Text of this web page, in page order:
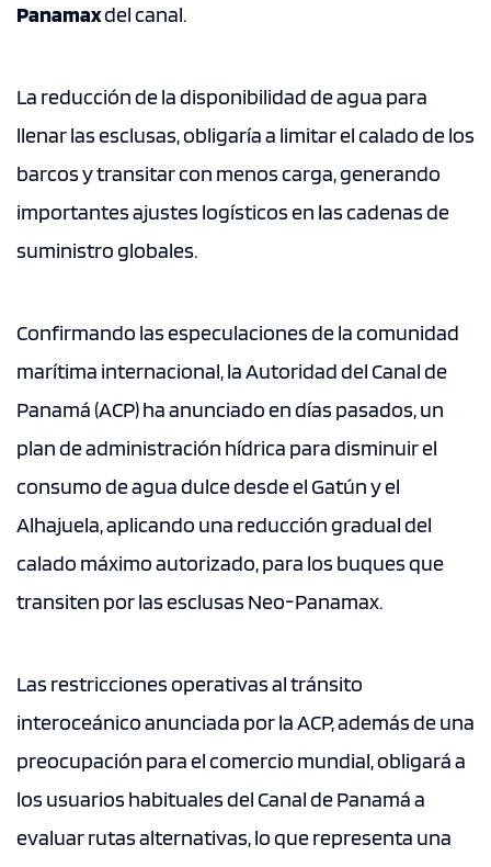
Panamaxdel canal.
La reducción de la disponibilidad de agua para
llenar las esclusas, obligaría a limitar el calado de los
barcos y transitar con menos carga, generando
importantes ajustes logísticos en las cadenas de
suministro globales.
Confirmando las especulaciones de la comunidad
marítima internacional, la Autoridad del Canal de
Panamá (ACP) ha anunciado en días pasados, un
plan de administración hídrica para disminuir el
consumo de agua dulce desde el Gatún y el
Alhajuela, aplicando una reducción gradual del
calado máximo autorizado, para los buques que
transiten por las esclusas Neo-Panamax.
Las restricciones operativas al tránsito
interoceánico anunciada por la ACP, además de una
preocupación para el comercio mundial, obligará a
los usuarios habituales del Canal de Panamá a
evaluar rutas alternativas, lo que representa una